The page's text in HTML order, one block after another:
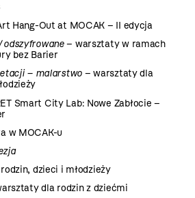
Hang-Out at MOCAK – II edycja
odszyfrowane– warsztaty w ramach
bez Barier
– malarstwo – warsztaty dla
Smart City Lab: Nowe Zabłocie –
w MOCAK-u
dzieci i młodzieży
dla rodzin z dziećmi